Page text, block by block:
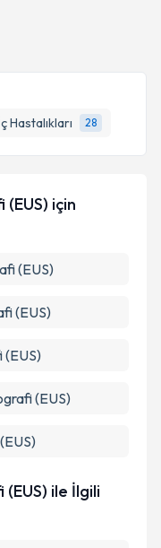
Hastalıkları 28
bilgilendireceğiz.
için
(EUS)
(EUS)
(EUS)
(EUS)
ile İlgili